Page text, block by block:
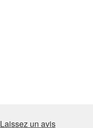
Laissez un avis